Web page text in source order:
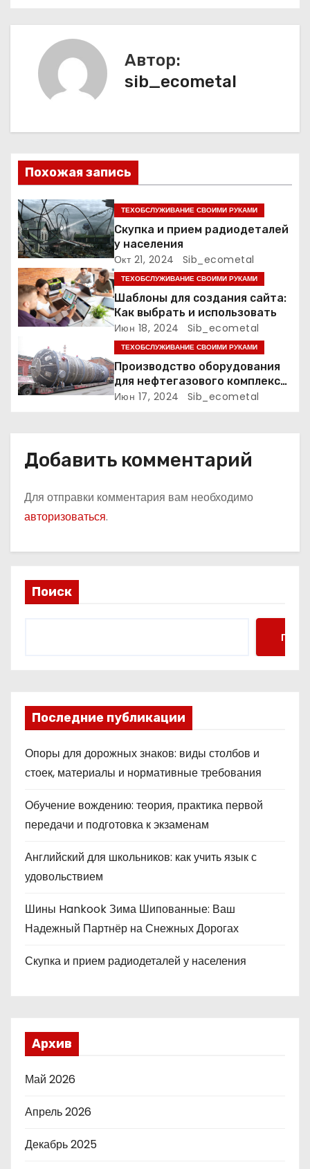
я
п
о
з
а
п
и
с
Автор:
sib_ecometal
Похожая запись
ТЕХОБСЛУЖИВАНИЕ СВОИМИ РУКАМИ
Скупка и прием радиодеталей
у населения
Окт 21, 2024 Sib_ecometal
ТЕХОБСЛУЖИВАНИЕ СВОИМИ РУКАМИ
Шаблоны для создания сайта:
Как выбрать и использовать
Июн 18, 2024 Sib_ecometal
ТЕХОБСЛУЖИВАНИЕ СВОИМИ РУКАМИ
Производство оборудования
для нефтегазового комплекса,
нефтехимии, химии и
Июн 17, 2024 Sib_ecometal
Добавить комментарий
Для отправки комментария вам необходимо
авторизоваться.
Поиск
Поиск
Последние публикации
Опоры для дорожных знаков: виды столбов и
стоек, материалы и нормативные требования
Обучение вождению: теория, практика первой
передачи и подготовка к экзаменам
Английский для школьников: как учить язык с
удовольствием
Шины Hankook Зима Шипованные: Ваш
Надежный Партнёр на Снежных Дорогах
Скупка и прием радиодеталей у населения
Архив
Май 2026
Апрель 2026
Декабрь 2025